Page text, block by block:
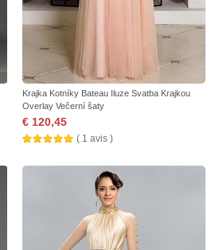
Krajka Kotníky Bateau Iluze Svatba Krajkou
Overlay Večerní šaty
€ 120,45
( 1 avis )